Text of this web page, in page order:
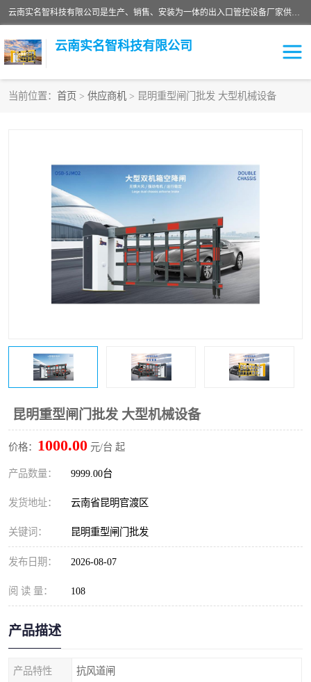
云南实名智科技有限公司是生产、销售、安装为一体的出入口管控设备厂家供应商。主营:电动伸缩门、道闸、广告道闸、重型空降闸、车牌识别、门禁通道、升降柱、岗亭、旗杆等智能设备。主营产品: 电动伸缩门,道闸门禁,车牌识别 生产、销售、安装为一体的出入口管控设备厂家源头供应商。
云南实名智科技有限公司
当前位置： 首页 > 供应商机 > 昆明重型闸门批发 大型机械设备
昆明重型闸门批发 大型机械设备
价格： 1000.00 元/台 起
产品数量： 9999.00台
发货地址： 云南省昆明官渡区
关键词： 昆明重型闸门批发
发布日期： 2026-08-07
阅 读 量： 108
产品描述
产品特性 抗风道闸
升降门系列 通道闸系列
小门系列 伸缩门